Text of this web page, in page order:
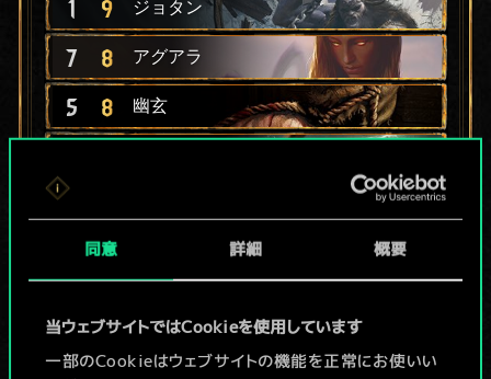
同意 詳細 概要
当ウェブサイトではCookieを使用しています
一部のCookieはウェブサイトの機能を正常にお使いい
1 9 ジョタン
7 8 アグアラ
5 8 幽玄
6
4 6 巨大カエル x2